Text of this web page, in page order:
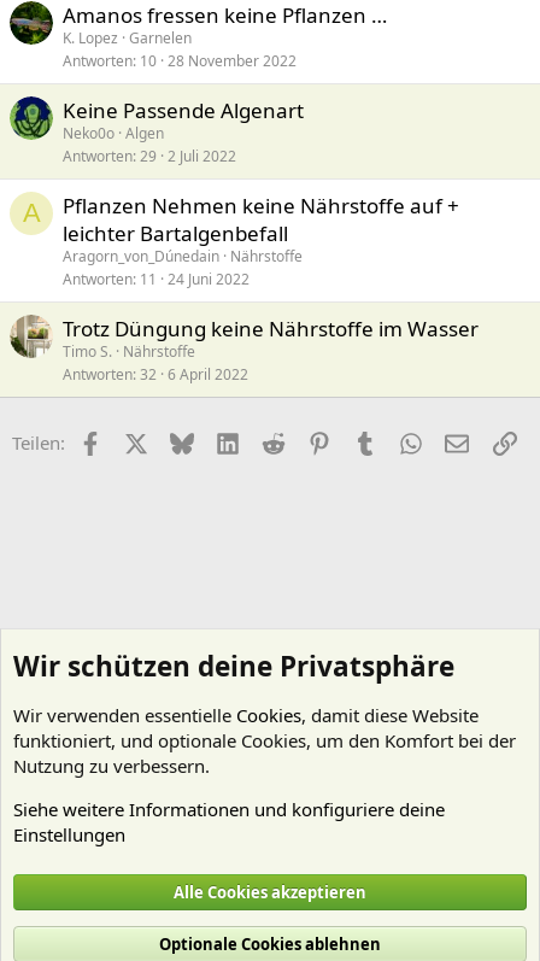
Amanos fressen keine Pflanzen …
K. Lopez Garnelen
Antworten 10 28 November 2022
Keine Passende Algenart
Neko0o Algen
Antworten 29 2 Juli 2022
A
Pflanzen Nehmen keine Nährstoffe auf +
leichter Bartalgenbefall
Aragorn_von_Dúnedain Nährstoffe
Antworten 11 24 Juni 2022
Trotz Düngung keine Nährstoffe im Wasser
Timo S. Nährstoffe
Antworten 32 6 April 2022
Teilen: FacebookX (Twitter)
BlueskyLinkedIn
Reddit PinterestTumblr WhatsApp
E-Mail
Cookies
Deutsch (Du)
Nutzungsbedingungen
Datenschutz Hilfe und Impressum
Wir schützen deine Privatsphäre
Wir verwenden essentielle Cookies, damit diese Website
funktioniert, und optionale Cookies, um den Komfort bei der
Nutzung zu verbessern.
Siehe weitere Informationen und konfiguriere deine
Einstellungen
Alle Cookies akzeptieren
Optionale Cookies ablehnen